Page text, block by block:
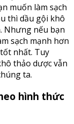
muốn làm sạch
thì dầu gội khô
Nhưng nếu bạn
sạch mạnh hơn
nhất. Tuy
thảo dược vẫn
ta.
hình thức